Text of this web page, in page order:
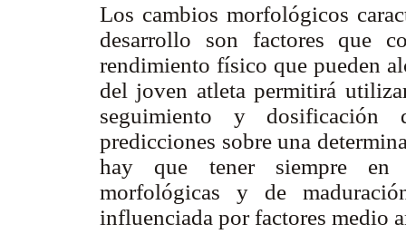
Los cambios morfológicos
desarrollo son factores que
rendimiento físico que pueden
del joven atleta permitirá
seguimiento y dosificación
predicciones sobre una
hay que tener siempre en
morfológicas y de
influenciada por factores medio